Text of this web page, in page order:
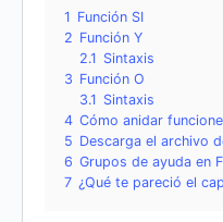
1 Función SI
2 Función Y
2.1 Sintaxis
3 Función O
3.1 Sintaxis
4 Cómo anidar
5 Descarga el archivo
6 Grupos de ayuda en
7 ¿Qué te pareció el